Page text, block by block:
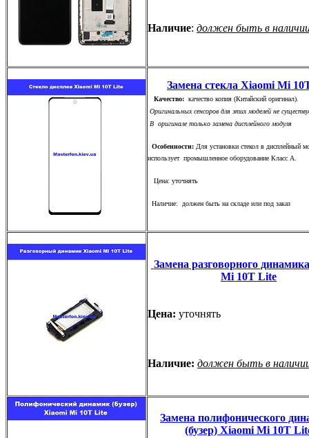
Наличие: должен быть в
Замена стекла Xiaomi Mi
Качество: качество копия (Китайский оригинал).
Оригинальных сенсоров для этих моделей не
В оригинале только замена дисплейного модуля
Особенности: Для установки стекол в дисплейный
использует промышленное оборудование Класс А.
Цена: уточнять
Наличие: должен быть на складе или под заказ
Замена разговорного
Mi 10T Lite
Цена: уточнять
Наличие: должен быть в
Замена полифонического
(бузер) Xiaomi Mi 10T